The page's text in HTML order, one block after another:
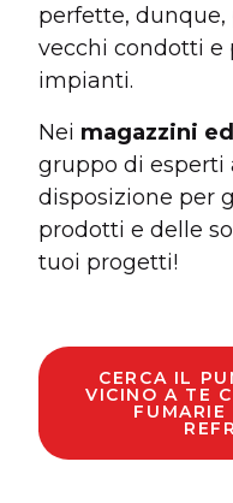
perfette,
vecchi condotti e
impianti.
Nei magazzini
gruppo di esperti
disposizione per
prodotti e delle
tuoi progetti!
CERCA IL
VICINO A TE